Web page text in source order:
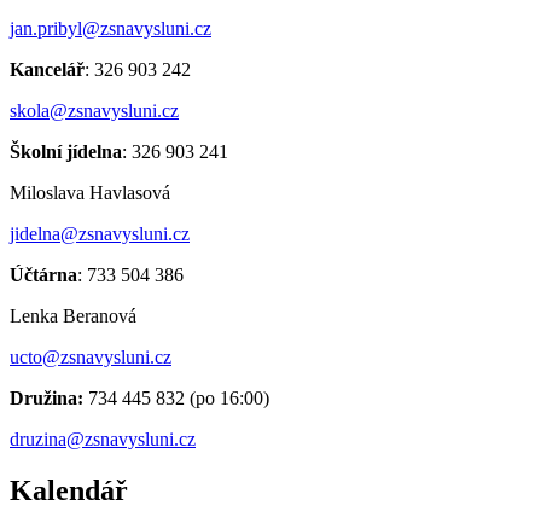
jan.pribyl@zsnavysluni.cz
Kancelář: 326 903 242
skola@zsnavysluni.cz
Školní jídelna: 326 903 241
Miloslava Havlasová
jidelna@zsnavysluni.cz
Účtárna: 733 504 386
Lenka Beranová
ucto@zsnavysluni.cz
Družina: 734 445 832 (po 16:00)
druzina@zsnavysluni.cz
Kalendář